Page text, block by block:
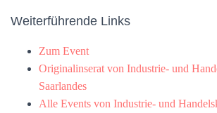
Weiterführende Links
Zum Event
Originalinserat von Industrie- und
Saarlandes
Alle Events von Industrie- und